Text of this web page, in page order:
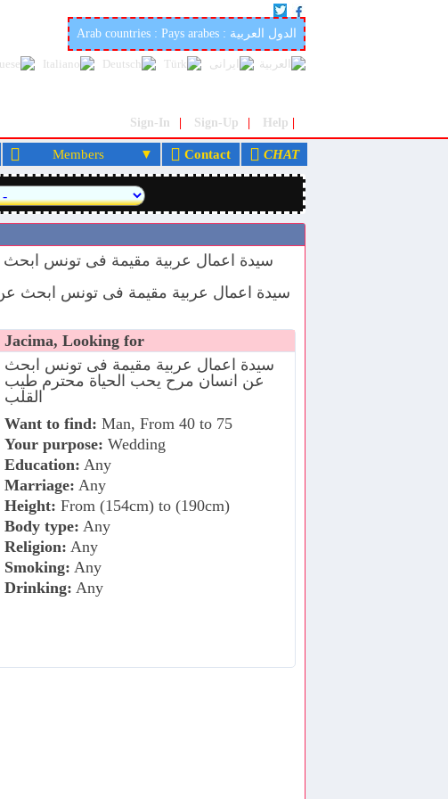
Arab countries : Pays arabes : الدول العربية
Sign-In Sign-Up Help
Members Contact CHAT
Jacima, Looking for
سيدة اعمال عربية مقيمة فى تونس ابحث
عن انسان مرح يحب الحياة محترم طيب
القلب
Want to find: Man, From 40 to 75
Your purpose: Wedding
Education: Any
Marriage: Any
Height: From (154cm) to (190cm)
Body type: Any
Religion: Any
Smoking: Any
Drinking: Any